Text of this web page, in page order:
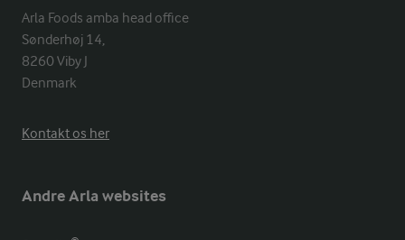
Arla Foods amba head office
Sønderhøj 14,
8260 Viby J
Denmark
Kontakt os her
Andre Arla websites